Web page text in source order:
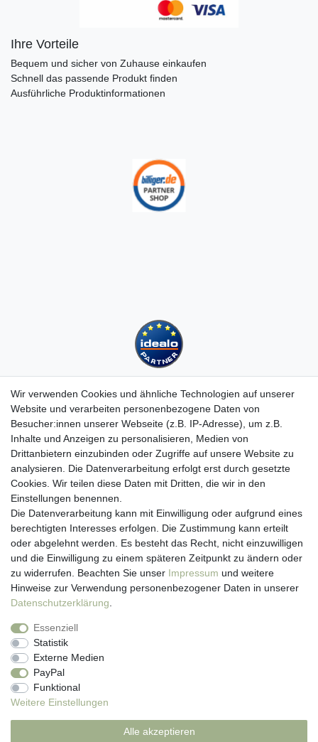
Ihre Vorteile
Bequem und sicher von Zuhause einkaufen
Schnell das passende Produkt finden
Ausführliche Produktinformationen
Kundenservice
Hotline: 07452 - 847 162 0
Kontakt
Anmelden
Registrieren
Newsletter
Versand & Lieferung
Zahlungsarten
viasalutis
Mehr zu viasalutis
Beratungscenter Haut
News
Beliebte Produkte (Top 20)
Wir verwenden Cookies und ähnliche Technologien auf unserer
Website und verarbeiten personenbezogene Daten von
Besucher:innen unserer Webseite (z.B. IP-Adresse), um z.B.
Inhalte und Anzeigen zu personalisieren, Medien von
Drittanbietern einzubinden oder Zugriffe auf unsere Website zu
analysieren. Die Datenverarbeitung erfolgt erst durch gesetzte
Cookies. Wir teilen diese Daten mit Dritten, die wir in den
Einstellungen benennen.
Die Datenverarbeitung kann mit Einwilligung oder aufgrund eines
berechtigten Interesses erfolgen. Die Zustimmung kann erteilt
oder abgelehnt werden. Es besteht das Recht, nicht einzuwilligen
und die Einwilligung zu einem späteren Zeitpunkt zu ändern oder
zu widerrufen. Beachten Sie unser Impressum und weitere
Hinweise zur Verwendung personenbezogener Daten in unserer
Daten­schutz­erklärung
Essenziell
Statistik
Externe Medien
PayPal
Funktional
Weitere Einstellungen
Alle akzeptieren
Impressum